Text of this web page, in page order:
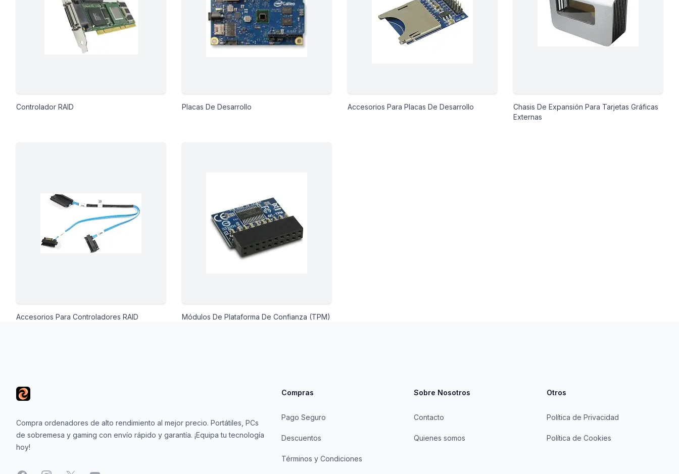
Controlador RAID Placas De Desarrollo Accesorios Para Placas De Desarrollo
Chasis De Expansión Para Tarjetas Gráficas
Externas
Accesorios Para Controladores RAID Módulos De Plataforma De Confianza (TPM)
Compra ordenadores de alto rendimiento al mejor precio. Portátiles, PCs
de sobremesa y gaming con envío rápido y garantía. ¡Equipa tu tecnología
hoy!
Compras
Pago Seguro
Descuentos
Términos y Condiciones
Sobre Nosotros
Contacto
Quienes somos
Otros
Política de Privacidad
Política de Cookies